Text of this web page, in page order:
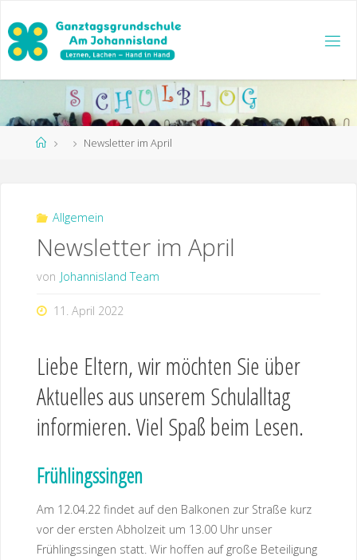
Inhalt
springen
Start Newsletter im April
Allgemein
Newsletter im April
von Johannisland Team
11. April 2022
Liebe Eltern, wir möchten Sie über
Aktuelles aus unserem Schulalltag
informieren. Viel Spaß beim Lesen.
Frühlingssingen
Am 12.04.22 findet auf den Balkonen zur Straße kurz
vor der ersten Abholzeit um 13.00 Uhr unser
Frühlingssingen statt. Wir hoffen auf große Beteiligung